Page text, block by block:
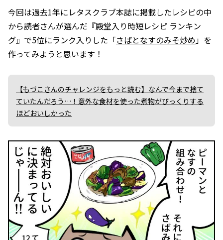
今回は過去1年にレタスクラブ本誌に掲載したレシピの中
から読者さんが選んだ『殿堂入り時短レシピ ランキン
グ』で5位にランク入りした「さばとなすのみそ炒め」を
作ってみようと思います！
【もづこさんのチャレンジをもっと読む】なんで今まで捨て
ていたんだろう…！意外な食材を使った煮物がびっくりする
ほどおいしかった